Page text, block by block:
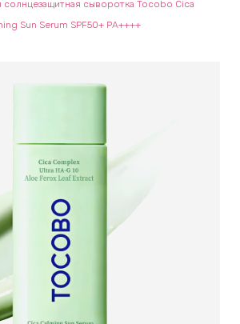
солнцезащитная сыворотка Tocobo Cica
Sun Serum SPF50+ PA++++